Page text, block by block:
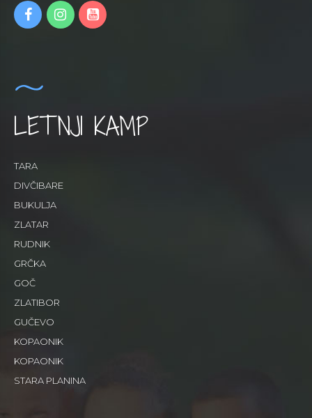
LETNJI KAMP
TARA
DIVČIBARE
BUKULJA
ZLATAR
RUDNIK
GRČKA
GOČ
ZLATIBOR
GUČEVO
KOPAONIK
KOPAONIK
STARA PLANINA